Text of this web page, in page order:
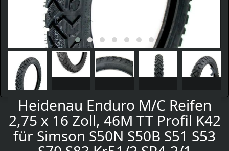
Heidenau Enduro M/C Reifen
2,75 x 16 Zoll, 46M TT Profil K42
für Simson S50N S50B S51 S53